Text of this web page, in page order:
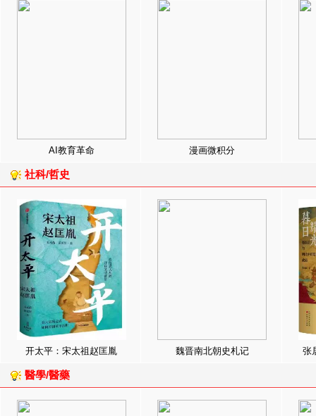
AI教育革命 漫画微积分
社科/哲史
开太平：宋太祖赵匡胤 魏晋南北朝史札记 张
醫學/醫藥